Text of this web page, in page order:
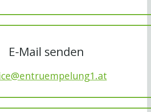
E-Mail senden